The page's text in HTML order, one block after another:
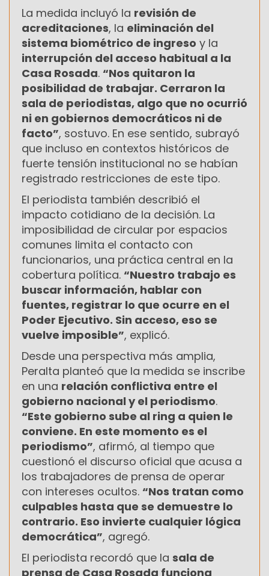
La medida incluyó la revisión de
acreditaciones, la eliminación del
sistema biométrico de ingreso y la
interrupción del acceso habitual a la
Casa Rosada. “Nos quitaron la
posibilidad de trabajar. Cerraron la
sala de periodistas, algo que no ocurrió
ni en gobiernos democráticos ni de
facto”, sostuvo. En ese sentido, subrayó
que incluso en contextos históricos de
fuerte tensión institucional no se habían
registrado restricciones de este tipo.
El periodista también describió el
impacto cotidiano de la decisión. La
imposibilidad de circular por espacios
comunes limita el contacto con
funcionarios, una práctica central en la
cobertura política. “Nuestro trabajo es
buscar información, hablar con
fuentes, registrar lo que ocurre en el
Poder Ejecutivo. Sin acceso, eso se
vuelve imposible”, explicó.
Desde una perspectiva más amplia,
Peralta planteó que la medida se inscribe
en una relación conflictiva entre el
gobierno nacional y el periodismo.
“Este gobierno sube al ring a quien le
conviene. En este momento es el
periodismo”, afirmó, al tiempo que
cuestionó el discurso oficial que acusa a
los trabajadores de prensa de operar
con intereses ocultos. “Nos tratan como
culpables hasta que se demuestre lo
contrario. Eso invierte cualquier lógica
democrática”, agregó.
El periodista recordó que la sala de
prensa de Casa Rosada funciona